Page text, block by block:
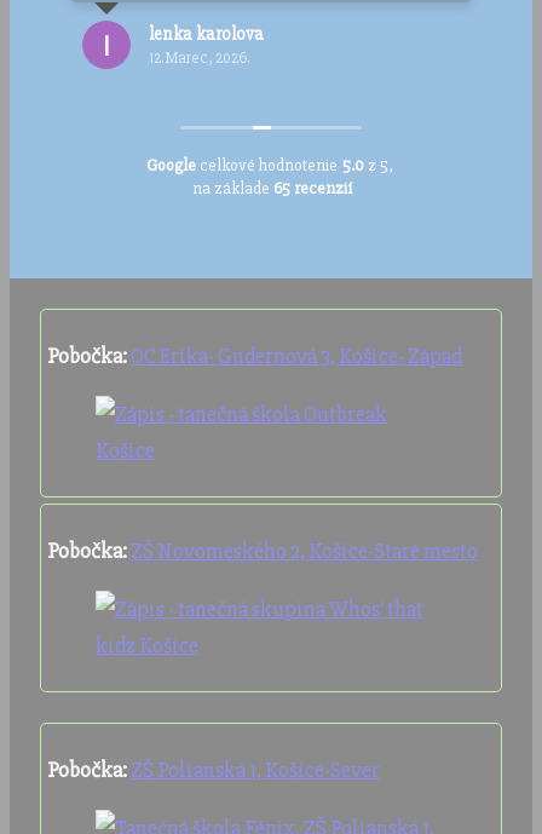
energia a peniaze. Hlavne ak dieťa chodí na
tréningy s úsmevom.
lenka karolova
12. Marec, 2026.
Google celkové hodnotenie 5.0 z 5,
na základe 65 recenzií
Pobočka:OC Erika- Gudernová 3, Košice- Západ
Pobočka:ZŠ Novomeského 2, Košice-Staré mesto
Pobočka:ZŠ Polianská 1, Košice-Sever